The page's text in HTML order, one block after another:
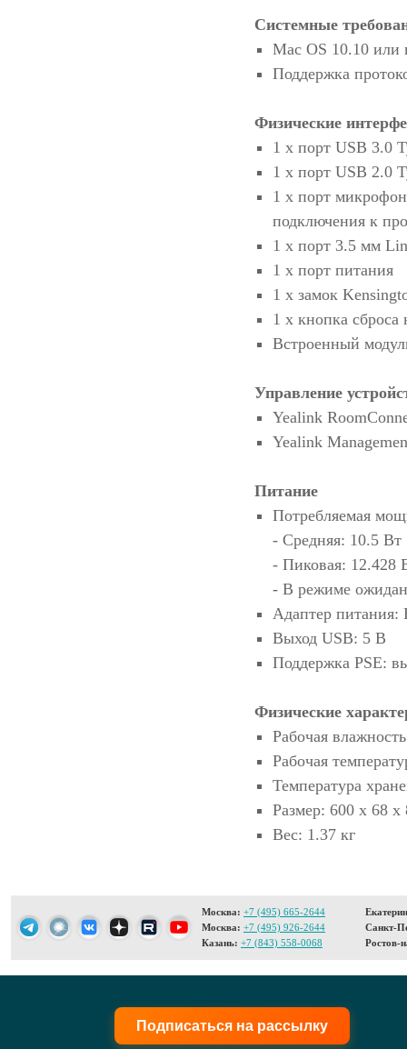
Системные
Mac OS 10.10
Поддержка
Физические
1 x порт USB 3.0
1 x порт USB 2.0
1 x порт
подключения к
1 x порт 3.5 мм
1 x порт питания
1 x замок
1 x кнопка сброса
Встроенный
Управление
Yealink
Yealink
Питание
Потребляемая
- Cредняя: 10.5 Вт
- Пиковая: 12.428
- В режиме
Адаптер
Выход USB: 5 В
Поддержка PSE:
Физические
Рабочая
Рабочая
Температура
Размер: 600 x 68
Вес: 1.37 кг
Москва: +7 (495) 665-2644
Москва: +7 (495) 926-2644
Казань: +7 (843) 558-0068
Санкт-
Ростов-
Подписаться на рассылку